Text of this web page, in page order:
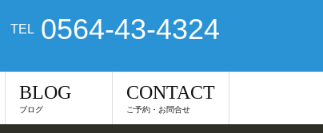
TEL 0564-43-4324
BLOG
ブログ
CONTACT
ご予約・お問合せ